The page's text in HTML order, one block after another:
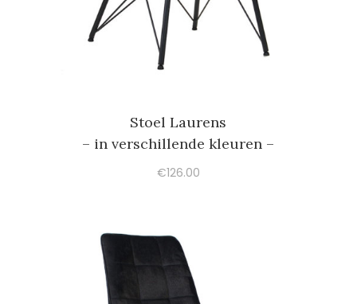
Stoel Laurens
– in verschillende kleuren –
€126.00